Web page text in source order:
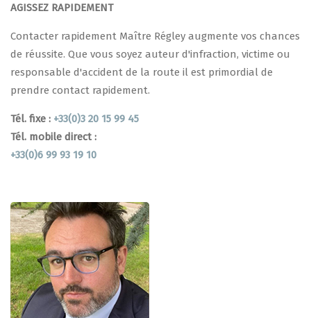
AGISSEZ RAPIDEMENT
Contacter rapidement Maître Régley augmente vos chances
de réussite. Que vous soyez auteur d'infraction, victime ou
responsable d'accident de la route il est primordial de
prendre contact rapidement.
Tél. fixe : +33(0)3 20 15 99 45
Tél. mobile direct :
+33(0)6 99 93 19 10